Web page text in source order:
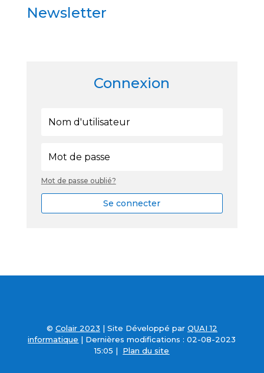
Newsletter
Connexion
Mot de passe oublié?
Se connecter
© Colair2023 | Site Développé par QUAI 12
informatique | Dernières modifications : 02-08-2023
15:05 | Plan du site